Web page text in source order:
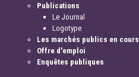
Publications
Le Journal
Logotype
Les marchés publics en cours
Offre d'emploi
Enquêtes publiques